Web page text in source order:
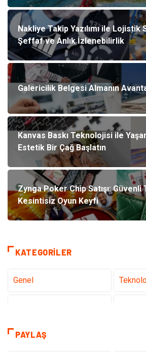
Nakliye Takip Yazılımı ile
Şeffaf ve Anlık İzlenebilirlik
Galericilik Belgesi Almanın
Kanvas Baskı Teknolojisi ile
Estetik Bir Çağ Başlatın
Zynga Poker Chip Satışı:
Kesintisiz Oyun Keyfi
KATEGORILER
Genel
Dekorasyon
PAYLAŞ